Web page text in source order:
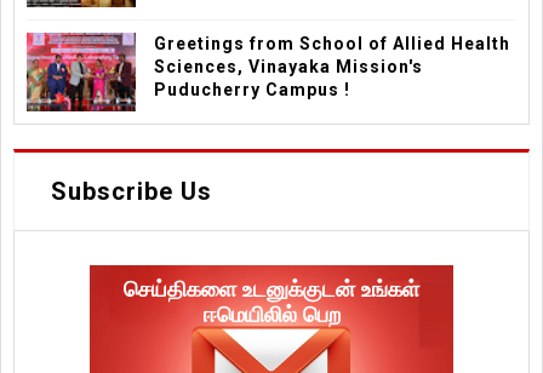
Greetings from School of Allied Health
Sciences, Vinayaka Mission's
Puducherry Campus !
Subscribe Us
செய்திகளை உடனுக்குடன் உங்கள்
ஈமெயிலில் பெற